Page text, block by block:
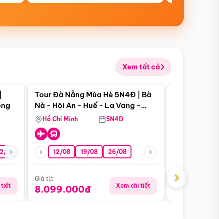
Xem tất cả
08 26/08 05/09 09/09 12/09
tiết
Điểm nổi bật
Tour Đà Nẵng Mùa Hè 5N4Đ | Bà
Nà - Hội An - Huế - La Vang -
Động Thiên Đường
Hồ Chí Minh 5N4Đ
12/08 19/08 26/08
Giá từ:
8.099.000đ Xem chi tiết
Giá từ:
›